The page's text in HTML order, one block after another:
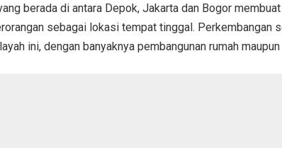
berada di antara Depok, Jakarta dan Bogor
sebagai lokasi tempat tinggal. Perkembangan
ini, dengan banyaknya pembangunan rumah